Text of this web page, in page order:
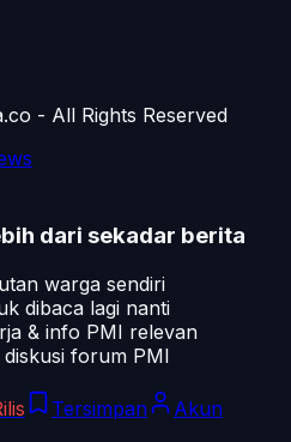
- All Rights Reserved
dari sekadar berita
warga sendiri
dibaca lagi nanti
& info PMI relevan
forum PMI
Tersimpan Akun